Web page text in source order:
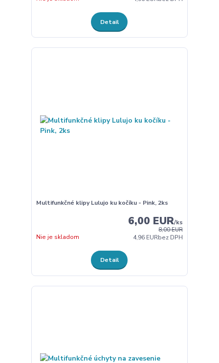
Detail
Multifunkčné klipy Lulujo ku kočíku - Pink, 2ks
8,00 EUR
6,00 EUR/ks
4,96 EURbez DPH
Nie je skladom
Detail